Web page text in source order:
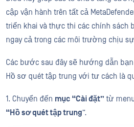
cập vận hành trên tất cả
triển khai và thực thi các chính sách
ngay cả trong các môi trường chịu
Các bước sau đây sẽ hướng dẫn
Hồ sơ quét tập trung với tư cách là
1. Chuyển đến mục “Cài đặt” từ
“Hồ sơ quét tập trung”.